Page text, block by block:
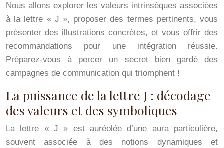
Nous allons explorer les valeurs intrinsèques associées
à la lettre « J », proposer des termes pertinents, vous
présenter des illustrations concrètes, et vous offrir des
recommandations pour une intégration réussie.
Préparez-vous à percer un secret bien gardé des
campagnes de communication qui triomphent !
La puissance de la lettre J : décodage
des valeurs et des symboliques
La lettre « J » est auréolée d’une aura particulière,
souvent associée à des notions dynamiques et